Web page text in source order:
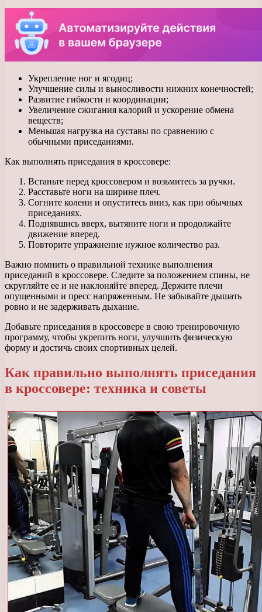
Укрепление ног и ягодиц;
Улучшение силы и выносливости нижних конечностей;
Развитие гибкости и координации;
Увеличение сжигания калорий и ускорение обмена
веществ;
Меньшая нагрузка на суставы по сравнению с
обычными приседаниями.
Как выполнять приседания в кроссовере:
Встаньте перед кроссовером и возьмитесь за ручки.
Расставьте ноги на ширине плеч.
Согните колени и опуститесь вниз, как при обычных
приседаниях.
Поднявшись вверх, вытяните ноги и продолжайте
движение вперед.
Повторите упражнение нужное количество раз.
Важно помнить о правильной технике выполнения
приседаний в кроссовере. Следите за положением спины, не
скругляйте ее и не наклоняйте вперед. Держите плечи
опущенными и пресс напряженным. Не забывайте дышать
ровно и не задерживать дыхание.
Добавьте приседания в кроссовере в свою тренировочную
программу, чтобы укрепить ноги, улучшить физическую
форму и достичь своих спортивных целей.
Как правильно выполнять приседания
в кроссовере: техника и советы